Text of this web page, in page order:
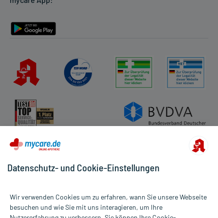
Datenschutz- und Cookie-Einstellungen
Wir verwenden Cookies um zu erfahren, wann Sie unsere Webseite
besuchen und wie Sie mit uns interagieren, um Ihre